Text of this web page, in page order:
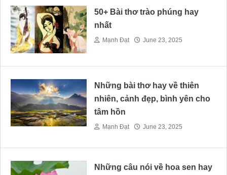
50+ Bài thơ trào phúng hay
nhất
Mạnh Đạt June 23, 2025
Những bài thơ hay về thiên
nhiên, cảnh đẹp, bình yên cho
tâm hồn
Mạnh Đạt June 23, 2025
Những câu nói về hoa sen hay